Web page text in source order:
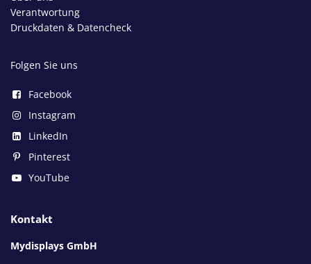
Verantwortung
Druckdaten & Datencheck
Folgen Sie uns
Facebook
Instagram
LinkedIn
Pinterest
YouTube
Kontakt
Mydisplays GmbH